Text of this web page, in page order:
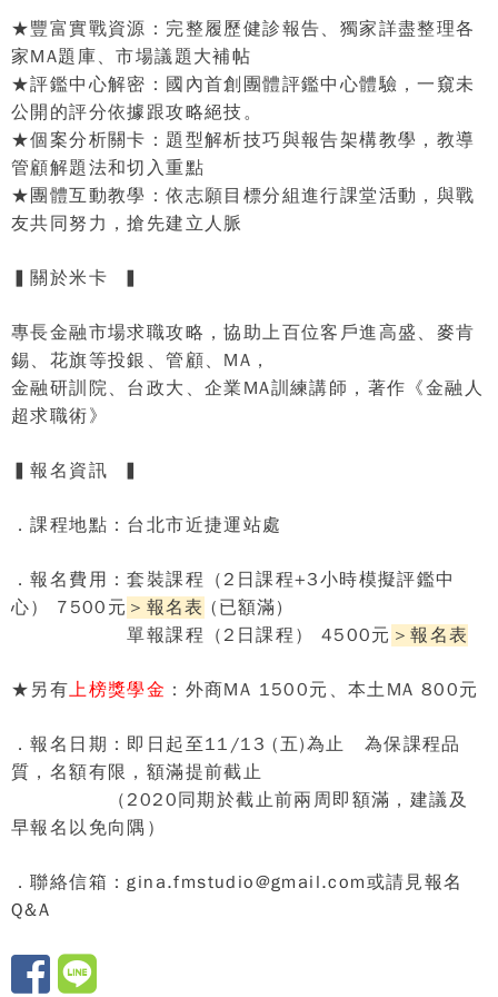
★豐富實戰資源 ：完整履歷健診報告、獨家詳盡整理各
家MA題庫、市場議題大補帖
★評鑑中心解密 ：國內首創團體評鑑中心體驗，一窺未
公開的評分依據跟攻略絕技。
★個案分析關卡 ：題型解析技巧與報告架構教學，教導
管顧解題法和切入重點
★ 團體互動教學：依志願目標分組進行課堂活動，與戰
友共同努力，搶先建立人脈
關於米卡
專長金融市場求職攻略，協助上百位客戶進高盛、麥肯
錫、花旗等投銀、管顧、 MA ，
金融研訓院、台政大、企業 MA訓練講師，著作《金融人
超求職術》
▍報名資訊
．課程地點：台北市近捷運站處
．報名費用：套裝課程（ 2 日課程+3小時模擬評鑑中
心）
7500 元 ＞ 報名表 (已額滿)
單報課程（ 2 日課程） 4500元 ＞報名表
★另有上榜獎學金 ：外商MA 1500元、本土MA 800元
．報名日期：即日起至11/13 (五)為止 為保課程品
質，名額有限，額滿提前截止
（ 2020 同期於截止前兩周即額滿，建議及
早報名以免向隅）
．聯絡信箱：gina.fmstudio@gmail.com或請見報名
Q&A